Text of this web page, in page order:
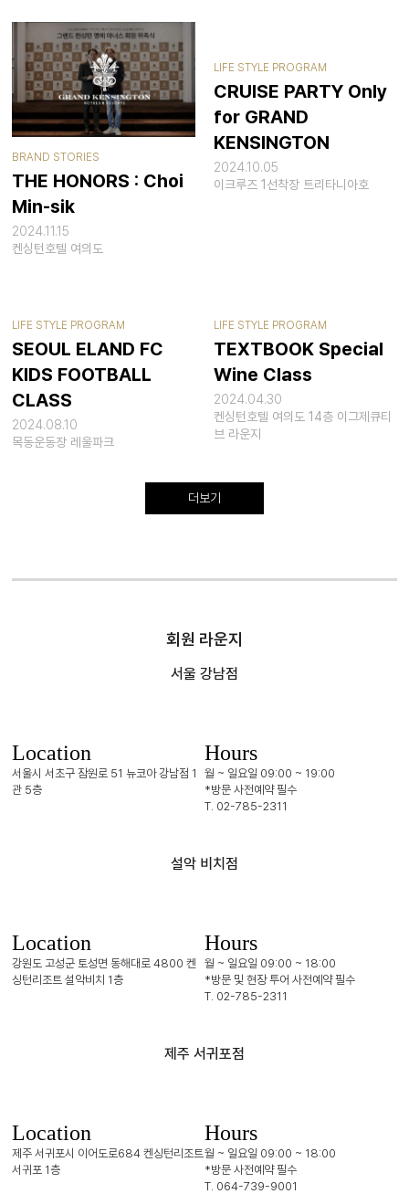
BRAND STORIES
THE HONORS : Choi
Min-sik
2024.11.15
켄싱턴호텔 여의도
LIFE STYLE PROGRAM
CRUISE PARTY Only
for GRAND
KENSINGTON
2024.10.05
이크루즈 1선착장 트리타니아호
LIFE STYLE PROGRAM
SEOUL ELAND FC
KIDS FOOTBALL
CLASS
2024.08.10
목동운동장 레울파크
LIFE STYLE PROGRAM
TEXTBOOK Special
Wine Class
2024.04.30
켄싱턴호텔 여의도 14층 이그제큐티
브 라운지
더보기
회원 라운지
서울 강남점
Location
서울시 서초구 잠원로 51 뉴코아 강남점 1
관 5층
Hours
월 ~ 일요일 09:00 ~ 19:00
*방문 사전예약 필수
T. 02-785-2311
설악 비치점
Location
강원도 고성군 토성면 동해대로 4800켄
싱턴리조트 설악비치 1층
Hours
월 ~ 일요일 09:00 ~ 18:00
*방문 및 현장 투어 사전예약 필수
T. 02-785-2311
제주 서귀포점
Location
제주 서귀포시 이어도로684켄싱턴리조트
서귀포 1층
Hours
월 ~ 일요일 09:00 ~ 18:00
*방문 사전예약 필수
T. 064-739-9001